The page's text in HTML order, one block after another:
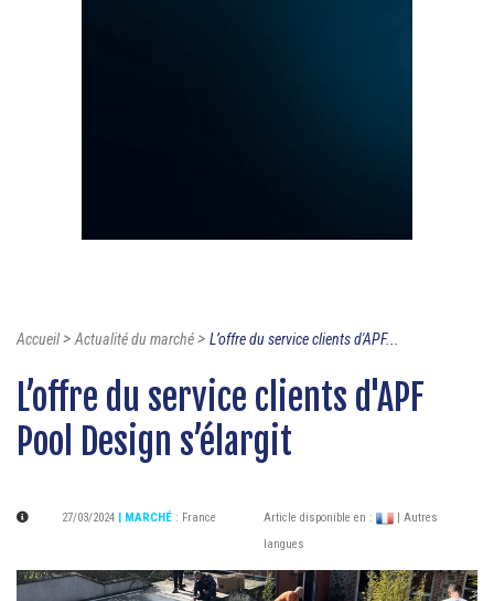
Accueil>Actualité du marché> L’offre du service clients d'APF...
L’offre du service clients d'APF
Pool Design s’élargit
27/03/2024 | MARCHÉ : France Article disponible en :
| Autres
langues